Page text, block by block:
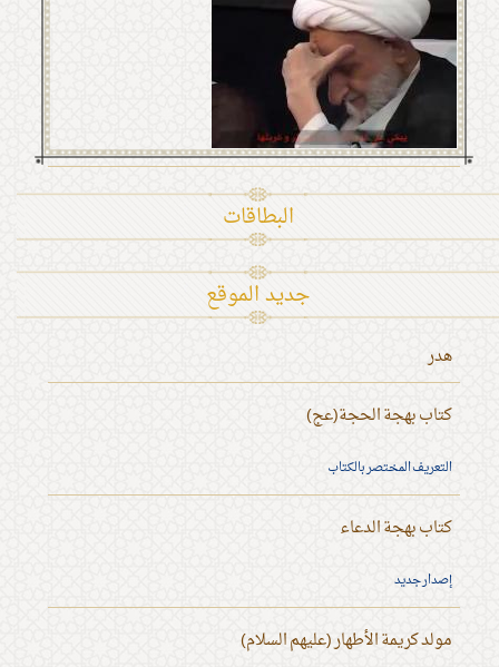
البطاقات
جديد الموقع
هدر
كتاب بهجة الحجة(عج)
التعريف المختصر بالكتاب
كتاب بهجة الدعاء
إصدار جديد
مولد كريمة الأطهار (عليهم السلام)